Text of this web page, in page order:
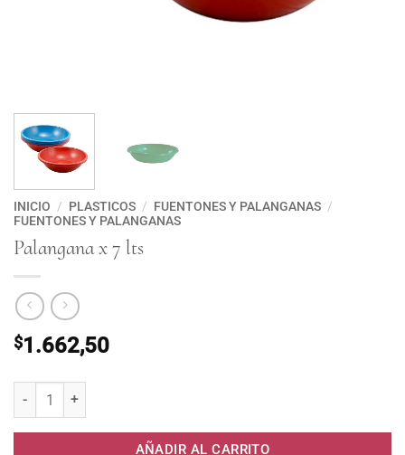
INICIO / PLASTICOS / FUENTONES Y PALANGANAS /
FUENTONES Y PALANGANAS
Palangana x 7 lts
$1.662,50
AÑADIR AL CARRITO